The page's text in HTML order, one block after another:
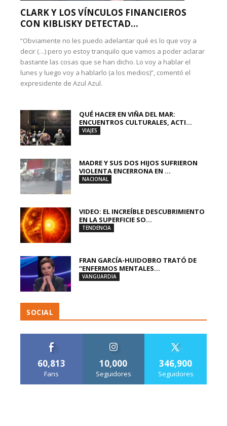
CLARK Y LOS VÍNCULOS FINANCIEROS
CON KIBLISKY DETECTAD...
“Obviamente no les puedo adelantar qué es lo que voy a
decir (…) pero yo estoy tranquilo que vamos a poder aclarar
bastante las cosas que se han dicho. Lo voy a hablar el
lunes y luego voy a hablarlo (a los medios)”, comentó el
expresidente de Azul Azul.
QUÉ HACER EN VIÑA DEL MAR:
ENCUENTROS CULTURALES, ACTI...
VIAJES
MADRE Y SUS DOS HIJOS SUFRIERON
VIOLENTA ENCERRONA EN ...
NACIONAL
VIDEO: EL INCREÍBLE DESCUBRIMIENTO
EN LA SUPERFICIE SO...
TENDENCIA
FRAN GARCÍA-HUIDOBRO TRATÓ DE
“ENFERMOS MENTALES...
VANGUARDIA
SOCIAL
60,813
Fans
10,000
Seguidores
346,900
Seguidores